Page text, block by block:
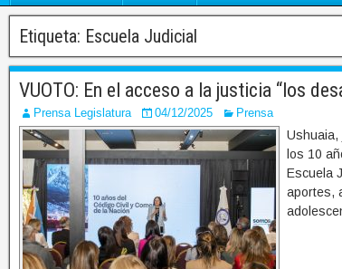
Etiqueta: Escuela Judicial
VUOTO: En el acceso a la justicia “los
Prensa Legislatura 04/12/2025 Prensa
Ushuaia,
los 10
Escuela
aportes,